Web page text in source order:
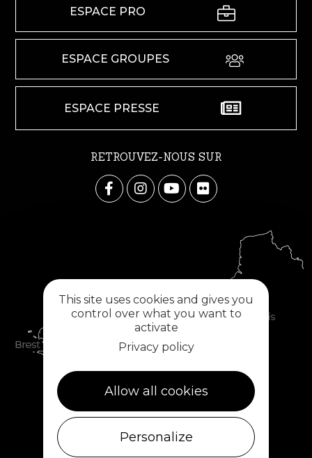
ESPACE PRO
ESPACE GROUPES
ESPACE PRESSE
RETROUVEZ-NOUS SUR
This site uses cookies and gives you
control over what you want to
activate
Privacy policy
Allow all cookies
Personalize